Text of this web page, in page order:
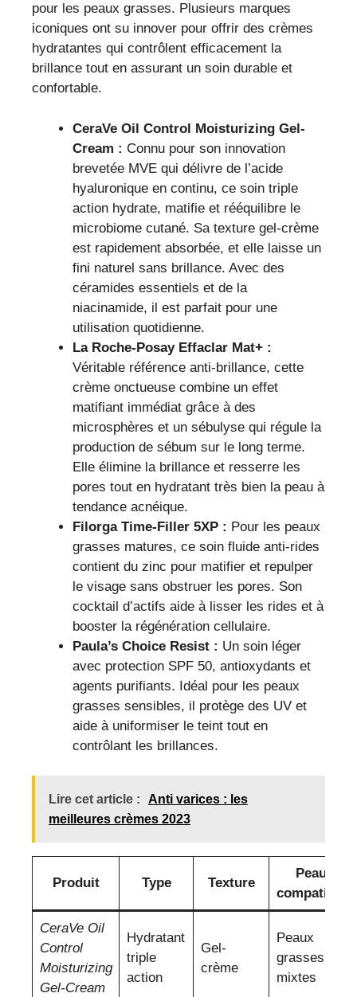
pour les peaux grasses. Plusieurs marques
iconiques ont su innover pour offrir des crèmes
hydratantes qui contrôlent efficacement la
brillance tout en assurant un soin durable et
confortable.
CeraVe Oil Control Moisturizing Gel-
Cream : Connu pour son innovation
brevetée MVE qui délivre de l’acide
hyaluronique en continu, ce soin triple
action hydrate, matifie et rééquilibre le
microbiome cutané. Sa texture gel-crème
est rapidement absorbée, et elle laisse un
fini naturel sans brillance. Avec des
céramides essentiels et de la
niacinamide, il est parfait pour une
utilisation quotidienne.
La Roche-Posay Effaclar Mat+ :
Véritable référence anti-brillance, cette
crème onctueuse combine un effet
matifiant immédiat grâce à des
microsphères et un sébulyse qui régule la
production de sébum sur le long terme.
Elle élimine la brillance et resserre les
pores tout en hydratant très bien la peau à
tendance acnéique.
Filorga Time-Filler 5XP : Pour les peaux
grasses matures, ce soin fluide anti-rides
contient du zinc pour matifier et repulper
le visage sans obstruer les pores. Son
cocktail d’actifs aide à lisser les rides et à
booster la régénération cellulaire.
Paula’s Choice Resist : Un soin léger
avec protection SPF 50, antioxydants et
agents purifiants. Idéal pour les peaux
grasses sensibles, il protège des UV et
aide à uniformiser le teint tout en
contrôlant les brillances.
Lire cet article :
Anti varices : les
meilleures crèmes 2023
Produit Type Texture
Peau
compatible
CeraVe Oil
Control
Moisturizing
Gel-Cream
Hydratant
triple
action
Gel-
crème
Peaux
grasses et
mixtes